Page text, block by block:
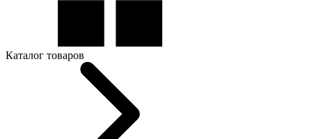
Каталог товаров